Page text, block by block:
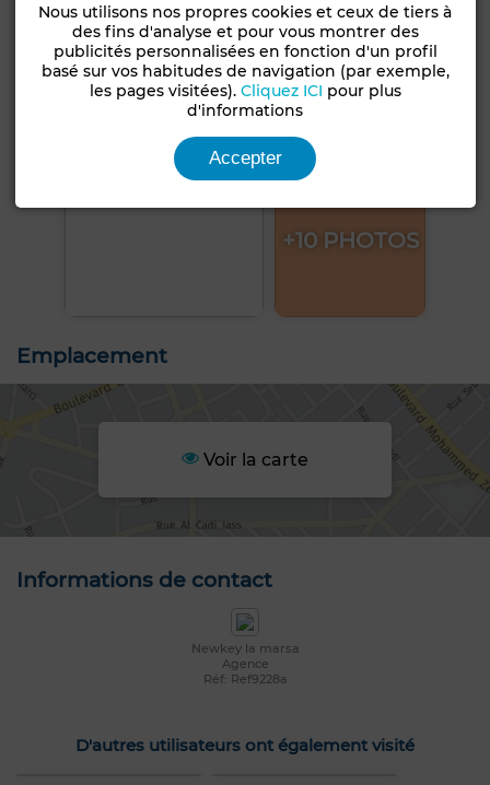
+10 PHOTOS
Emplacement
Voir la carte
Informations de contact
Newkey la marsa
Agence
Réf: Ref9228a
D'autres utilisateurs ont également visité
Nous utilisons nos propres cookies et ceux de tiers à
des fins d'analyse et pour vous montrer des
publicités personnalisées en fonction d'un profil
basé sur vos habitudes de navigation (par exemple,
les pages visitées). Cliquez ICI pour plus
d'informations
Accepter